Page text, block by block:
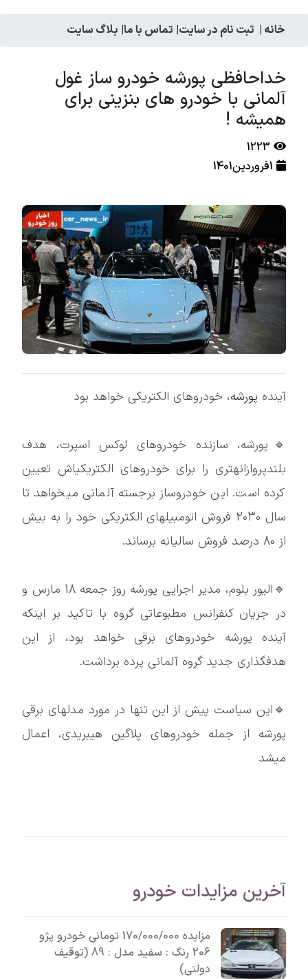
خانه | ثبت نام در سایت| تماس با ما| بلاگ سایت
خداحافظی پورشه خودرو ساز غول
آلمانی با خودرو های بنزینی برای
همیشه !
1223
1فروردین1401
آینده پورشه، خودروهای الکتریکی خواهد بود
🔹پورشه، سازنده خودروهای لوکس اسپرت، هدف
بلندپروازانهتری را برای خودروهای الکتریکیاش تعیین
کرده است. این خودروساز برجسته آلمانی میخواهد تا
سال 2030 فروش اتومبیلهای الکتریکی خود را به بیش
از 80 درصد فروش سالیانه برساند.
🔹الیور بلوم، مدیر اجرایی پورشه روز جمعه 18 مارس و
در جریان کنفرانس مطبوعاتی گروه با تاکید بر اینکه
آینده پورشه خودروهای برقی خواهد بود، از این
هدفگذاری جدید گروه آلمانی پرده برداشت.
🔹این سیاست پیش از این تنها در مورد مدلهای برقی
پورشه از جمله خودروهای پلاگین هیبریدی، اعمال
میشد
آخرین مزایدات خودرو
مزایده 170/000/000 تومانی خودرو پژو
206 رنگ : سفید مدل : 89 (توقیف
دولتی)